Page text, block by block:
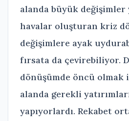
alanda büyük değişimler
havalar oluşturan kriz
değişimlere ayak
fırsata da çevirebiliyor.
dönüşümde öncü olmak
alanda gerekli
yapıyorlardı. Rekabet